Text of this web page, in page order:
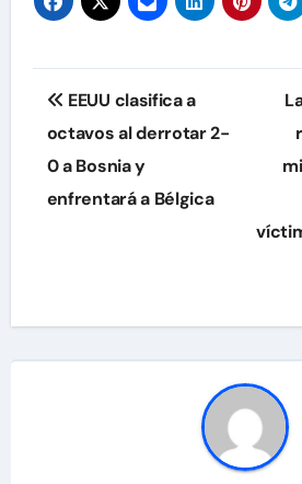
Navegación
de
entradas
EEUU clasifica a
octavos al derrotar 2-
0 a Bosnia y
enfrentará a Bélgica